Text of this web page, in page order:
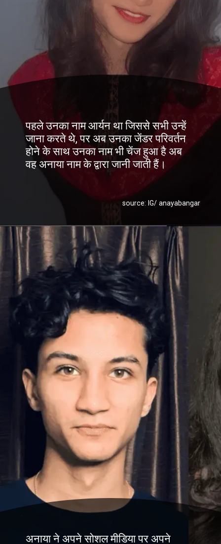
पहले उनका नाम आर्यन था जिससे सभी उन्हें
जाना करते थे, पर अब उनका जेंडर परिवर्तन
होने के साथ उनका नाम भी चेंज हुआ है अब
वह अनाया नाम के द्वारा जानी जाती हैं।
source: IG/ anayabangar
अनाया ने अपने सोशल मीडिया पर अपने